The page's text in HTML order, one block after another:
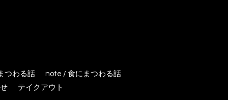
つわる話
note / 食にまつわる話
テイクアウト